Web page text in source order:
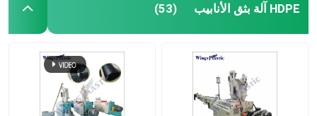
HDPE آلة بثق الأنابيب (53)